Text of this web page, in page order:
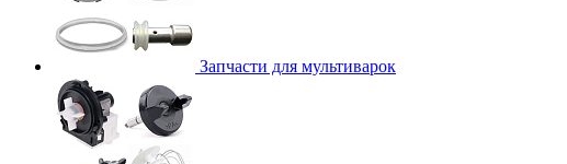
Запчасти для мультиварок